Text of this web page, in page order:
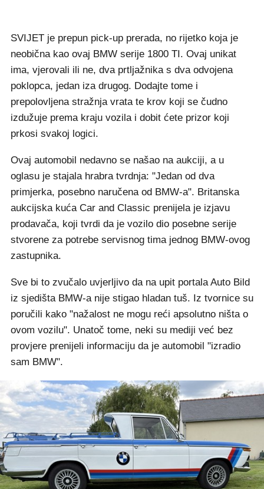
SVIJET je prepun pick-up prerada, no rijetko koja je
neobična kao ovaj BMW serije 1800 TI. Ovaj unikat
ima, vjerovali ili ne, dva prtljažnika s dva odvojena
poklopca, jedan iza drugog. Dodajte tome i
prepolovljena stražnja vrata te krov koji se čudno
izdužuje prema kraju vozila i dobit ćete prizor koji
prkosi svakoj logici.
Ovaj automobil nedavno se našao na aukciji, a u
oglasu je stajala hrabra tvrdnja: "Jedan od dva
primjerka, posebno naručena od BMW-a". Britanska
aukcijska kuća Car and Classic prenijela je izjavu
prodavača, koji tvrdi da je vozilo dio posebne serije
stvorene za potrebe servisnog tima jednog BMW-ovog
zastupnika.
Sve bi to zvučalo uvjerljivo da na upit portala Auto Bild
iz sjedišta BMW-a nije stigao hladan tuš. Iz tvornice su
poručili kako "nažalost ne mogu reći apsolutno ništa o
ovom vozilu". Unatoč tome, neki su mediji već bez
provjere prenijeli informaciju da je automobil "izradio
sam BMW".